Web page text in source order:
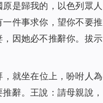
是歸我的，以色列眾人
件事求你，望你不要推
因她必不推辭你。拔示
就坐在位上，吩咐人為
辭。王說：請母親說，